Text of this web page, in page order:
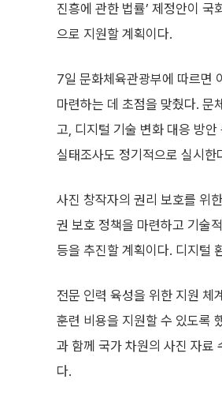
진흥에 관한 법률’ 제정안이
으로 지원할 계획이다.
7일 문화체육관광부에 따르면
마련하는 데 초점을 맞췄다. 문
고, 디지털 기술 변화 대응 방
실태조사도 정기적으로 실시한
사진 창작자의 권리 보호를 위
권 보호 정책을 마련하고 기술
등을 추진할 계획이다. 디지털
전문 인력 육성을 위한 지원 체
훈련 비용을 지원할 수 있도록
과 함께 국가 차원의 사진 자료
다.